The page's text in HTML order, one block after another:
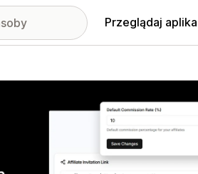
Przeglądaj